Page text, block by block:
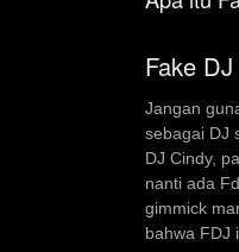
Fake
Jangan
sebagai DJ
DJ Cindy,
nanti ada
gimmick
bahwa FDJ